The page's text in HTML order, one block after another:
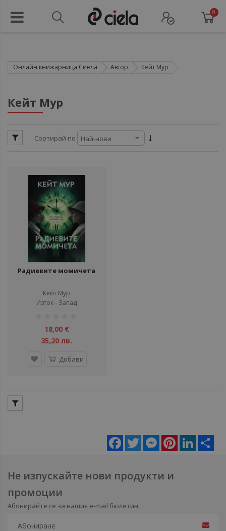
0
Онлайн книжарница Сиела Автор Кейт Мур
Кейт Мур
Сортирай по
Радиевите момичета
Кейт Мур
Изток - Запад
18,00 €
35,20 лв.
Добави
Facebook
Twitter MessengerPinterestLinkedIn
Не изпускайте нови продукти и
промоции
Абонирайте се за нашия e-mail бюлетин